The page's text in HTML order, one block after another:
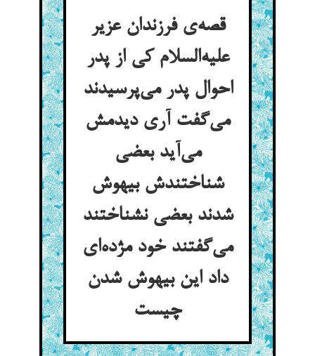
قصه‌ی فرزندان عزیر
علیه‌السلام کی از پدر
احوال پدر می‌پرسیدند
می‌گفت آری دیدمش
می‌آید بعضی
شناختندش بیهوش
شدند بعضی نشناختند
می‌گفتند خود مژده‌ای
داد این بیهوش شدن
چیست